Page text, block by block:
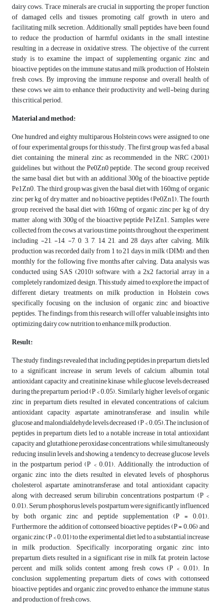
dairy cows. Trace minerals are crucial in supporting the proper function
of damaged cells and tissues, promoting calf growth in utero, and
facilitating milk secretion. Additionally, small peptides have been found
to reduce the production of harmful oxidants in the small intestine,
resulting in a decrease in oxidative stress. The objective of the current
study is to examine the impact of supplementing organic zinc and
bioactive peptides on the immune status and milk production of Holstein
fresh cows. By improving the immune response and overall health of
these cows, we aim to enhance their productivity and well-being during
this critical period.
Material and method:
One hundred and eighty multiparous Holstein cows were assigned to one
of four experimental groups for this study. The first group was fed a basal
diet containing the mineral zinc as recommended in the NRC (2001)
guidelines, but without the Pe0Zn0 peptide. The second group received
the same basal diet, but with an additional 300g of the bioactive peptide
Pe1Zn0. The third group was given the basal diet with 160mg of organic
zinc per kg of dry matter, and no bioactive peptides (Pe0Zn1). The fourth
group received the basal diet with 160mg of organic zinc per kg of dry
matter, along with 300g of the bioactive peptide Pe1Zn1. Samples were
collected from the cows at various time points throughout the experiment,
including -21, -14, -7, 0, 3, 7, 14, 21, and 28 days after calving. Milk
production was recorded daily from 1 to 21 days in milk (DIM), and then
monthly for the following five months after calving. Data analysis was
conducted using SAS (2010) software, with a 2x2 factorial array in a
completely randomized design. This study aimed to explore the impact of
different dietary treatments on milk production in Holstein cows,
specifically focusing on the inclusion of organic zinc and bioactive
peptides. The findings from this research will offer valuable insights into
optimizing dairy cow nutrition to enhance milk production.
Result:
The study findings revealed that including peptides in prepartum diets led
to a significant increase in serum levels of calcium, albumin, total
antioxidant capacity, and creatinine kinase, while glucose levels decreased
during the prepartum period (P < 0.05). Similarly, higher levels of organic
zinc in prepartum diets resulted in elevated concentrations of calcium,
antioxidant capacity, aspartate aminotransferase, and insulin, while
glucose and malondialdehyde levels decreased (P < 0.05).The inclusion of
peptides in prepartum diets led to a notable increase in total antioxidant
capacity and glutathione peroxidase concentrations, while simultaneously
reducing insulin levels and showing a tendency to decrease glucose levels
in the postpartum period (P < 0.01). Additionally, the introduction of
organic zinc into the diets resulted in elevated levels of phosphorus,
cholesterol, aspartate aminotransferase, and total antioxidant capacity,
along with decreased serum bilirubin concentrations postpartum (P <
0.01). Serum phosphorus levels postpartum were significantly influenced
by both organic zinc and peptide supplementation (P = 0.01).
Furthermore, the addition of cottonseed bioactive peptides (P = 0.06) and
organic zinc (P < 0.01) to the experimental diet led to a substantial increase
in milk production. Specifically, incorporating organic zinc into
prepartum diets resulted in a significant rise in milk fat, protein, lactose
percent, and milk solids content among fresh cows (P < 0.01). In
conclusion, supplementing prepartum diets of cows with cottonseed
bioactive peptides and organic zinc proved to enhance the immune status
and production of fresh cows.